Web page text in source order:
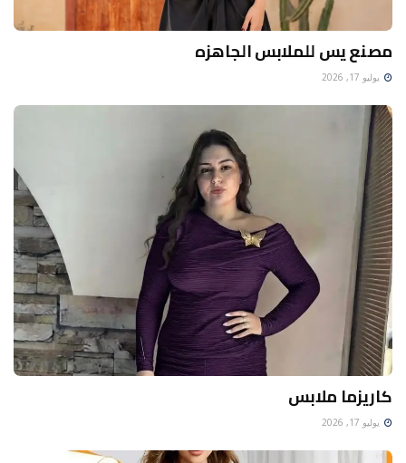
مصنع يس للملابس الجاهزه
يوليو 17, 2026
كاريزما ملابس
يوليو 17, 2026